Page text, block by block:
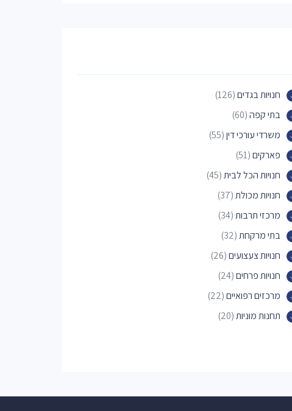
חנויות בגדים(126)
בתי קפה(60)
משרדי עורכי דין(55)
פארקים(51)
חנויות הכל לבית(45)
חנויות מכולת(37)
מרכזי תרבות(34)
בתי מרקחת(32)
חנויות צעצועים(26)
חנויות פרחים(24)
מרכזים רפואיים(22)
תחנות מוניות(20)
הסרת שיער בלייזר(16)